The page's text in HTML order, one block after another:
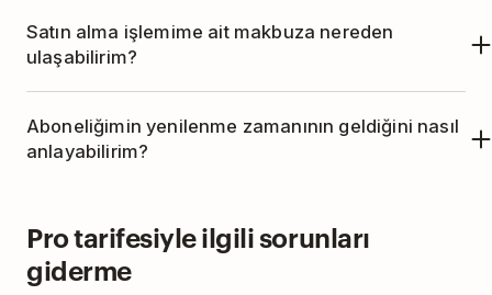
Satın alma işlemime ait makbuza nereden
ulaşabilirim?
içinGoogle'ın talimatlarınıizle.
Aboneliğimin yenilenme zamanının geldiğini nasıl
anlayabilirim?
otomatik bir e-posta hatırlatıcısı alırsın.
Pro tarifesiyle ilgili sorunları
giderme